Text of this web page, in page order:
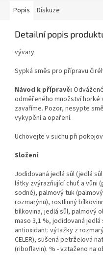
Popis Diskuze
Detailní popis
vývary
Sypká směs pro přípravu
Návod k přípravě:
odměřeného množství horké
zavaříme. Pozor, nesypte
vykypění a opaření.
Uchovejte v suchu při
Složení
Jodidovaná jedlá sůl (jedlá
látky zvýrazňující chuť a vůni
sodné), palmový tuk
rozmarýnu), rostlinný
bílkovina, jedlá sůl, palmový
maso 3,1 %, jodidovaná
antioxidant: výtažky z
CELER), sušená petrželová
(riboflavin). % - vztaženo na